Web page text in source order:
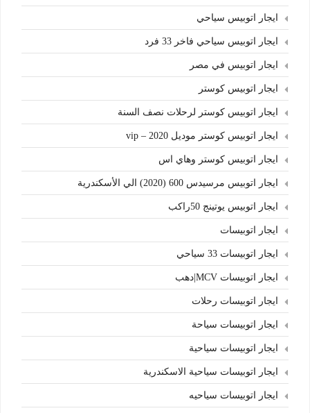
ايجار اتوبيس سياحي
ايجار اتوبيس سياحي فاخر 33 فرد
ايجار اتوبيس في مصر
ايجار اتوبيس كوستر
ايجار اتوبيس كوستر لرحلات نصف السنة
ايجار اتوبيس كوستر موديل 2020 – vip
ايجار اتوبيس كوستر وهاي اس
ايجار اتوبيس مرسيدس 600 (2020) الي الأسكندرية
ايجار اتوبيس يوتينج 50راكب
ايجار اتوبيسات
ايجار اتوبيسات 33 سياحي
ايجار اتوبيسات MCV|دهب
ايجار اتوبيسات رحلات
ايجار اتوبيسات سياحة
ايجار اتوبيسات سياحية
ايجار اتوبيسات سياحية الاسكندرية
ايجار اتوبيسات سياحيه